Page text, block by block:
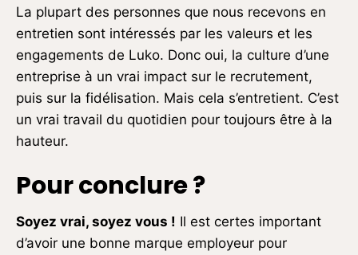
La plupart des personnes que nous recevons en
entretien sont intéressés par les valeurs et les
engagements de Luko. Donc oui, la culture d’une
entreprise à un vrai impact sur le recrutement,
puis sur la fidélisation. Mais cela s’entretient. C’est
un vrai travail du quotidien pour toujours être à la
hauteur.
Pour conclure?
Soyez vrai, soyez vous ! Il est certes important
d’avoir une bonne marque employeur pour